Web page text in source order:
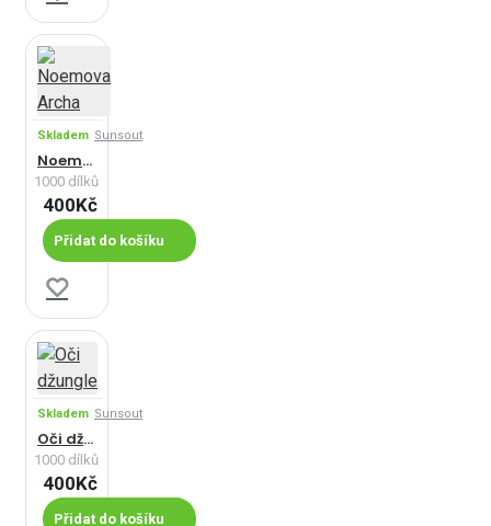
Skladem Sunsout
Noemova Archa
1000 dílků
400Kč
Přidat do košíku
Skladem Sunsout
Oči džungle
1000 dílků
400Kč
Přidat do košíku